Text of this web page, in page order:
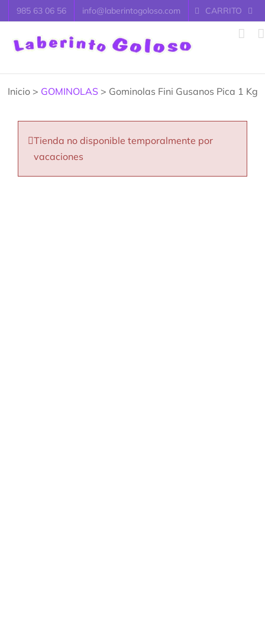
Saltar
al
contenido
985 63 06 56 info@laberintogoloso.com CARRITO
Inicio > GOMINOLAS> Gominolas Fini Gusanos Pica 1 Kg
Tienda no disponible temporalmente por
vacaciones